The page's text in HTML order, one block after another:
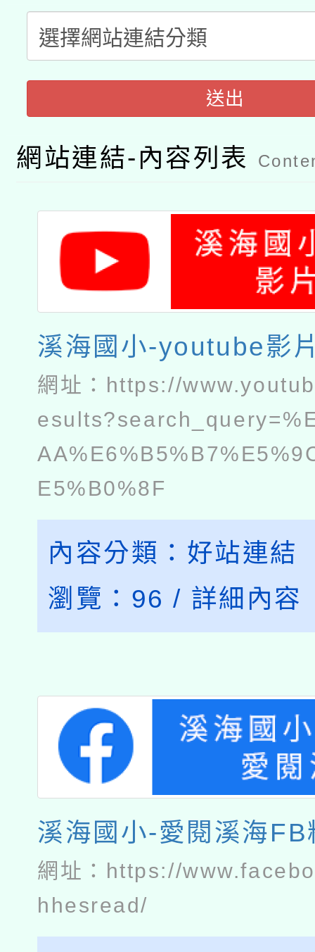
礎課程
A3數位素養講師名單
「數位內容與教學軟體
有關大陸委員會函釋公
轉知經濟部水利署委託
業技術研究院辦理「
動」
115年8月22日(星期六
開 智慧啟航」
送出
網站連結-內容列表
溪海國小-youtube影
網址：
https://
E5%B0%8F
內容分類： 好站連結
瀏覽： 96 / 詳細內容
溪海國小-愛閱溪海FB
網址： https://
hhesread/